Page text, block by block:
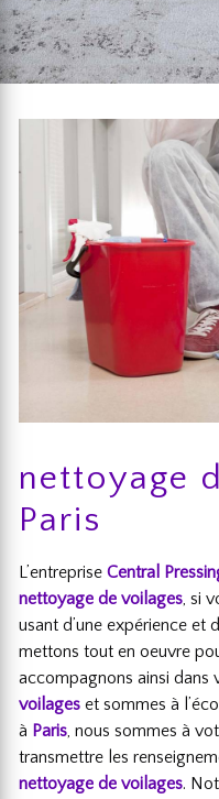
nettoyage
Paris
L’entreprise Central
nettoyage de voilages, si
usant d’une expérience et
mettons tout en oeuvre
accompagnons ainsi dans
voilages et sommes à
à Paris, nous sommes à
transmettre les
nettoyage de voilages.